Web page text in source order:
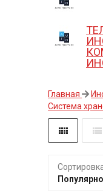
Главная
Система